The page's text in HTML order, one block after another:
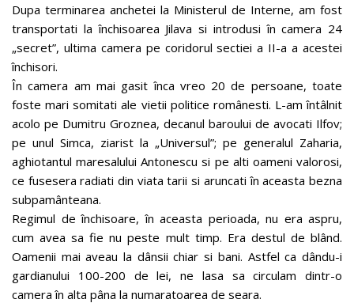
Dupa terminarea anchetei la Ministerul de Interne, am fost
transportati la închisoarea Jilava si introdusi în camera 24
„secret”, ultima camera pe coridorul sectiei a II-a a acestei
închisori.
În camera am mai gasit înca vreo 20 de persoane, toate
foste mari somitati ale vietii politice românesti. L-am întâlnit
acolo pe Dumitru Groznea, decanul baroului de avocati Ilfov;
pe unul Simca, ziarist la „Universul”; pe generalul Zaharia,
aghiotantul maresalului Antonescu si pe alti oameni valorosi,
ce fusesera radiati din viata tarii si aruncati în aceasta bezna
subpamânteana.
Regimul de închisoare, în aceasta perioada, nu era aspru,
cum avea sa fie nu peste mult timp. Era destul de blând.
Oamenii mai aveau la dânsii chiar si bani. Astfel ca dându-i
gardianului 100-200 de lei, ne lasa sa circulam dintr-o
camera în alta pâna la numaratoarea de seara.